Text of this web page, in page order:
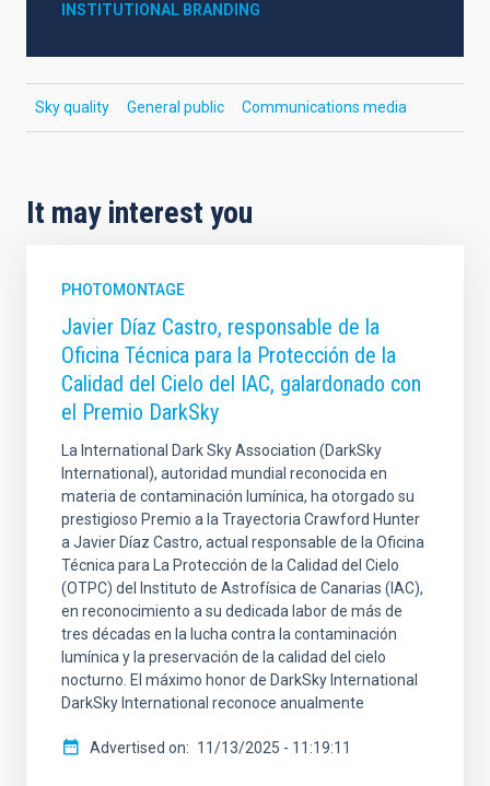
INSTITUTIONAL BRANDING
Sky quality General public Communications media
It may interest you
PHOTOMONTAGE
Javier Díaz Castro, responsable de la
Oficina Técnica para la Protección de la
Calidad del Cielo del IAC, galardonado con
el Premio DarkSky
La International Dark Sky Association (DarkSky
International), autoridad mundial reconocida en
materia de contaminación lumínica, ha otorgado su
prestigioso Premio a la Trayectoria Crawford Hunter
a Javier Díaz Castro, actual responsable de la Oficina
Técnica para La Protección de la Calidad del Cielo
(OTPC) del Instituto de Astrofísica de Canarias (IAC),
en reconocimiento a su dedicada labor de más de
tres décadas en la lucha contra la contaminación
lumínica y la preservación de la calidad del cielo
nocturno. El máximo honor de DarkSky International
DarkSky International reconoce anualmente
Advertised on 11/13/2025 - 11:19:11